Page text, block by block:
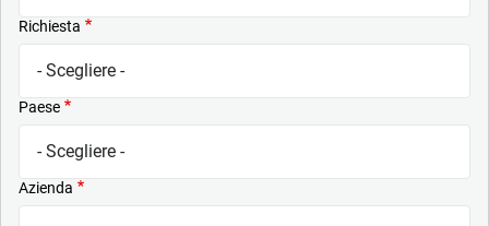
Richiesta
Paese
Azienda